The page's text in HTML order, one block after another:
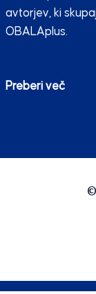
avtorjev, ki
OBALAplus.
Preberi več